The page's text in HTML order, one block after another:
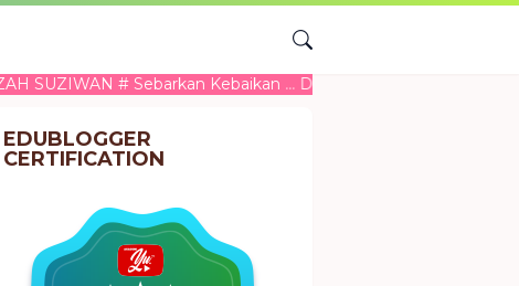
# Sebarkan Kebaikan ... Demi Kebaikan Bersama
EDUBLOGGER
CERTIFICATION